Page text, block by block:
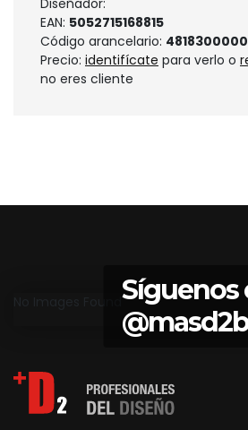
Diseñador:
EAN: 5052715168815
Código arancelario: 4818300000
Precio: identifícate para verlo o
no eres cliente
Síguenos